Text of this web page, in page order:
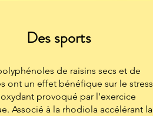
Des sports
de raisins secs et de
ont un effet bénéfique sur le stress
provoqué par l'exercice
Associé à la rhodiola accélérant la